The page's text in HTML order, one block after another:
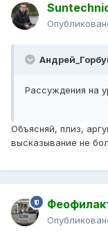
Рассуждения на
Объясняй, плиз,
высказывание не